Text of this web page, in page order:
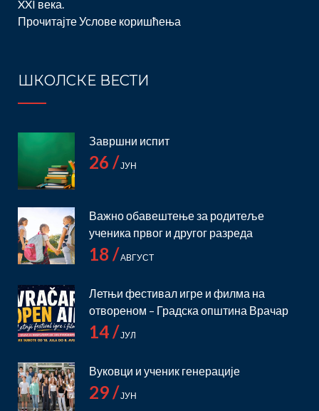
XXI века.
ПрочитајтеУслове коришћења
ШКОЛСКЕ ВЕСТИ
Завршни испит
26 /ЈУН
Важно обавештење за родитеље
ученика првог и другог разреда
18 /АВГУСТ
Летњи фестивал игре и филма на
отвореном – Градска општина Врачар
14 /ЈУЛ
Вуковци и ученик генерације
29 /ЈУН